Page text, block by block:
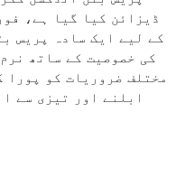
ڈیزائن کیا گیا ہے،
کے لیے ایک سادہ پریس
کی خصوصیت کے ساتھ
مختلف ضروریات کو
ابلنے اور تیزی سے